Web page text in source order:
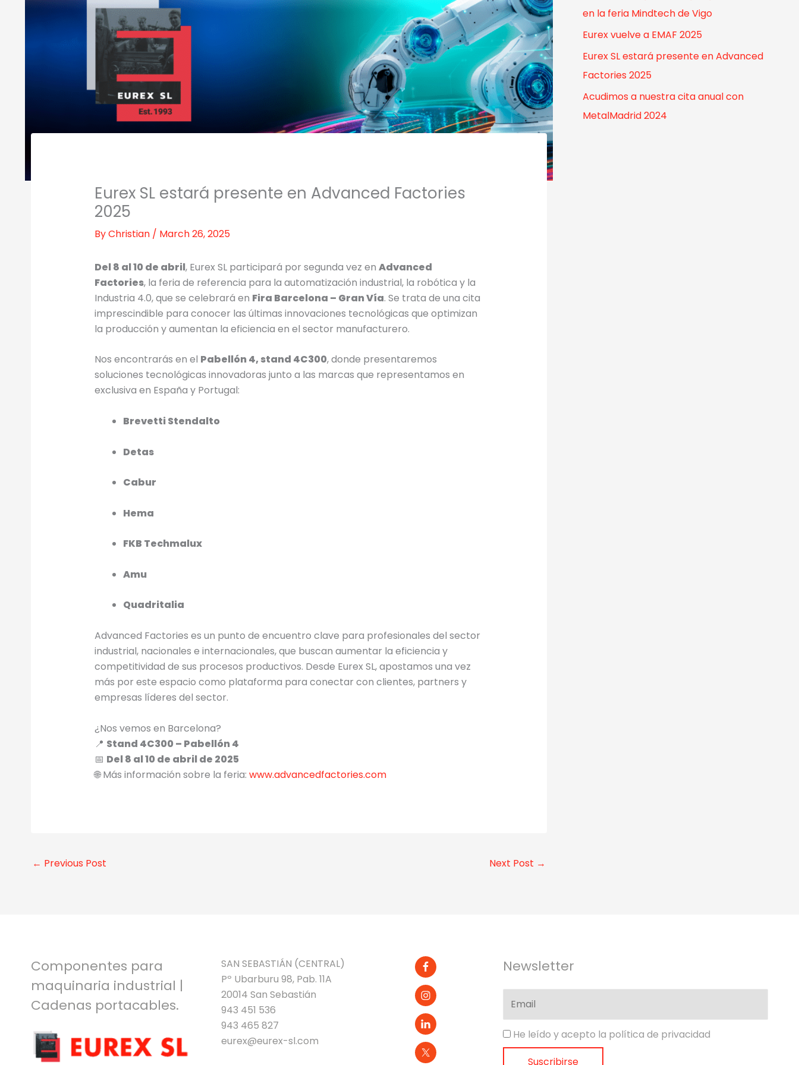
Eurex SL estará presente en Advanced Factories
2025
ByChristian / March 26, 2025
Del 8 al 10 de abril, Eurex SL participará por segunda vez en Advanced
Factories, la feria de referencia para la automatización industrial, la robótica y la
Industria 4.0, que se celebrará en Fira Barcelona – Gran Vía. Se trata de una cita
imprescindible para conocer las últimas innovaciones tecnológicas que optimizan
la producción y aumentan la eficiencia en el sector manufacturero.
Nos encontrarás en el Pabellón 4, stand 4C300, donde presentaremos
soluciones tecnológicas innovadoras junto a las marcas que representamos en
exclusiva en España y Portugal:
Brevetti Stendalto
Detas
Cabur
Hema
FKB Techmalux
Amu
Quadritalia
Advanced Factories es un punto de encuentro clave para profesionales del sector
industrial, nacionales e internacionales, que buscan aumentar la eficiencia y
competitividad de sus procesos productivos. Desde Eurex SL, apostamos una vez
más por este espacio como plataforma para conectar con clientes, partners y
empresas líderes del sector.
¿Nos vemos en Barcelona?
📍 Stand 4C300 – Pabellón 4
📅 Del 8 al 10 de abril de 2025
🌐 Más información sobre la feria: www.advancedfactories.com
← Previous Post Next Post →
o
en la feria Mindtech de Vigo
Eurex vuelve a EMAF 2025
Eurex SL estará presente en Advanced
Factories 2025
Acudimos a nuestra cita anual con
MetalMadrid 2024
Componentes para
maquinaria industrial |
Cadenas portacables.
SAN SEBASTIÁN (CENTRAL)
Pº Ubarburu 98, Pab. 11A
20014 San Sebastián
943 451 536
943 465 827
eurex@eurex-sl.com
Newsletter
He leído y acepto la política de privacidad